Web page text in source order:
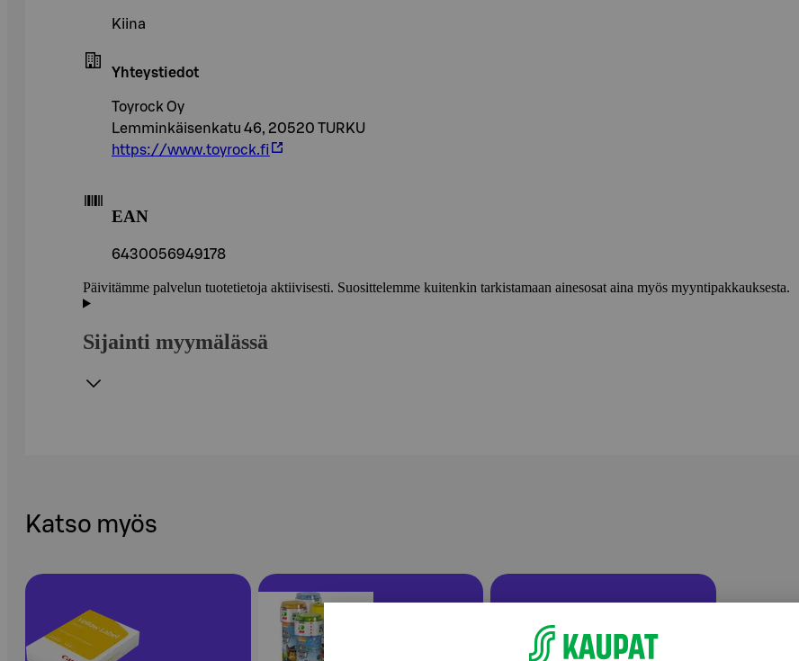
Kiina
Yhteystiedot
Toyrock Oy
Lemminkäisenkatu 46, 20520 TURKU
https://www.toyrock.fi
EAN
6430056949178
Päivitämme palvelun tuotetietoja aktiivisesti. Suosittelemme kuitenkin tarkistamaan ainesosat aina myös myyntipakkauksesta.
Sijainti myymälässä
Katso myös